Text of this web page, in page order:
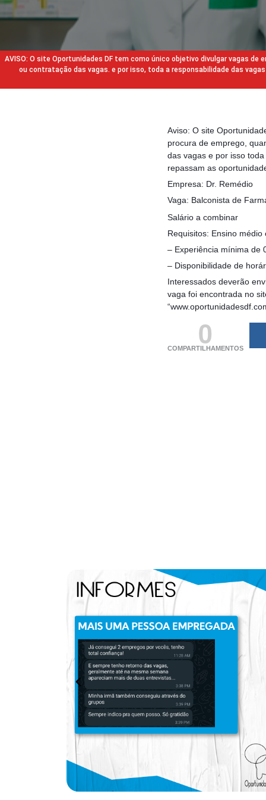
AVISO: O site Oportunidades DF tem como único objetivo divulgar vagas
ou contratação das vagas. e por isso, toda a responsabilidade das
Aviso: O site
procura de emprego,
das vagas e por isso
repassam as
Empresa: Dr. Remédio
Vaga: Balconista de
Salário a combinar
Requisitos: Ensino médio
– Experiência mínima de
– Disponibilidade de
Interessados deverão
vaga foi encontrada no
0
COMPARTILHAMENTOS